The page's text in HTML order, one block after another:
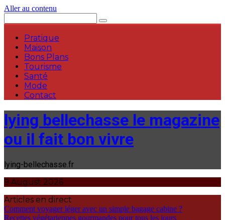
Aller au contenu
Pratique
Maison
Bons Plans
Tourisme
Santé
Mode
Contact
lying bellechasse le magazine
ou il fait bon vivre
lying-bellechasse.fr
9 August 2026
Articles en direct
Comment voyager léger avec un simple bagage cabine ?
Recettes végétariennes gourmandes pour tous les jours